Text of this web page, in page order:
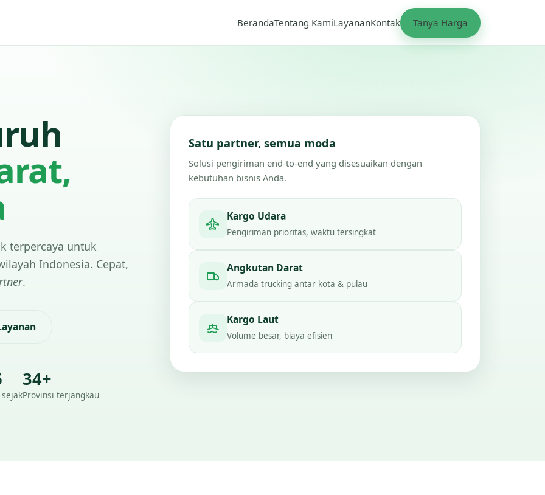
BerandaTentang KamiLayananKontak Tanya Harga
terpercaya untuk
Indonesia. Cepat,
.
34+
Provinsi terjangkau
Satu partner, semua moda
Solusi pengiriman end-to-end yang disesuaikan dengan
kebutuhan bisnis Anda.
Kargo Udara
Pengiriman prioritas, waktu tersingkat
Angkutan Darat
Armada trucking antar kota & pulau
Kargo Laut
Volume besar, biaya efisien